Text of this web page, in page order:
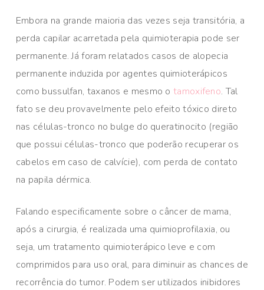
Embora na grande maioria das vezes seja transitória, a
perda capilar acarretada pela quimioterapia pode ser
permanente. Já foram relatados casos de alopecia
permanente induzida por agentes quimioterápicos
como bussulfan, taxanos e mesmo otamoxifeno. Tal
fato se deu provavelmente pelo efeito tóxico direto
nas células-tronco no bulge do queratinocito (região
que possui células-tronco que poderão recuperar os
cabelos em caso de calvície), com perda de contato
na papila dérmica.
Falando especificamente sobre o câncer de mama,
após a cirurgia, é realizada uma quimioprofilaxia, ou
seja, um tratamento quimioterápico leve e com
comprimidos para uso oral, para diminuir as chances de
recorrência do tumor. Podem ser utilizados inibidores